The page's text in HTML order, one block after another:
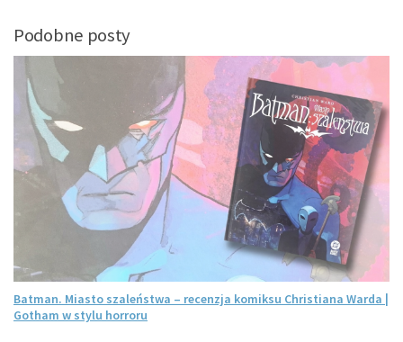
Podobne posty
Batman. Miasto szaleństwa – recenzja komiksu Christiana Warda |
Gotham w stylu horroru